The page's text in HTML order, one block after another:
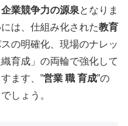
企業競争力の源泉となりま
は、仕組み化された教育
の明確化、現場のナレッ
育成」の両輪で強化して
ます、”営業 職 育成”の
しょう。